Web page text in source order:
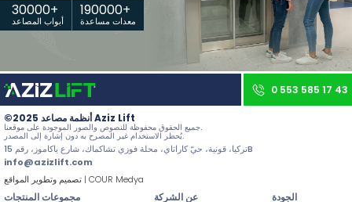
30000+
أبواب المصاعد
190000+
معدات مساعدة
0 553 585 17 43
©2025 أنظمة مصاعد Aziz Lift
جميع الحقوق محفوظة للنصوص والصور الموجودة على موقعنا.
يُحظر الاستخدام غير المصرح به دون إشارة إلى المصدر.
تركيا، قونية، حيّ كاراتاي، محلة فوزي تشاكماك، شارع ياكاموز، رقم 15B
info@azizlift.com
تصميم وتطوير المواقع | COUR Medya
مجموعات المنتجات عن الشركة الجودة